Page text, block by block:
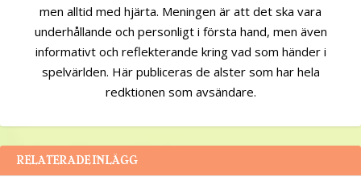
men alltid med hjärta. Meningen är att det ska vara
underhållande och personligt i första hand, men även
informativt och reflekterande kring vad som händer i
spelvärlden. Här publiceras de alster som har hela
redktionen som avsändare.
RELATERADE INLÄGG